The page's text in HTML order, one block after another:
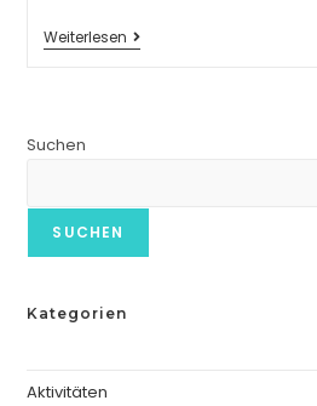
Weiterlesen
Suchen
SUCHEN
Kategorien
Aktivitäten